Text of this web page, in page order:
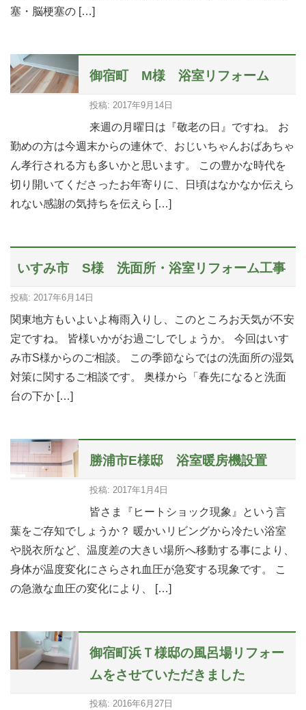
塞・脳梗塞の […]
御宿町 M様 浴室リフォーム
投稿: 2017年9月14日
来週の月曜日は『敬老の日』ですね。 お
勤めの方は今週末からの連休で、おじいちゃんおばあちゃ
ん孝行される方も多いかと思います。 この豊かな時代を
切り開いてくださったお年寄りに、日頃はなかなか伝えら
れない感謝の気持ちを伝えら […]
いすみ市 S様 洗面所・浴室リフォーム工事
投稿: 2017年6月14日
関東地方もいよいよ梅雨入りし、このところお天気が不安
定ですね。 皆様いかがお過ごしでしょうか。 今回はいす
み市S様からのご相談。 この季節ならではの洗面所の湿気
対策に関するご相談です。 奥様から「春先になると洗面
台の下か […]
勝浦市E様邸 浴室暖房機設置
投稿: 2017年1月4日
皆さま『ヒートショック現象』という言
葉をご存知でしょうか？ 暖かいリビングから冷たい浴室
や脱衣所など、温度差の大きい場所へ移動する事により、
身体が温度変化にさらされ血圧が急変する現象です。 こ
の急激な血圧の変化により、 […]
御宿町浜Ｔ様邸の風呂場リフォー
ムをさせていただきました
投稿: 2016年6月27日